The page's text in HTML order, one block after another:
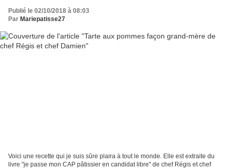
Publié le 02/10/2018 à 08:03
Par Mariepatisse27
Voici une recette qui je suis sûre plaira à tout le monde. Elle est extraite du
livre "je passe mon CAP pâtissier en candidat libre" de chef Régis et chef